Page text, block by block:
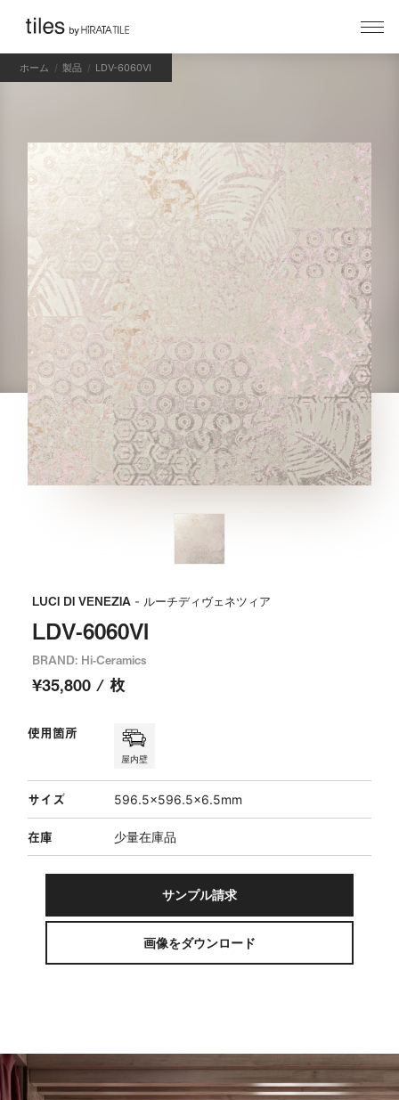
ホーム 製品 LDV-6060VI
LUCI DI VENEZIA - ルーチディヴェネツィア
LDV-6060VI
BRAND: Hi-Ceramics
¥35,800 / 枚
使用箇所
屋内壁
サイズ 596.5×596.5×6.5mm
在庫 少量在庫品
サンプル請求
画像をダウンロード